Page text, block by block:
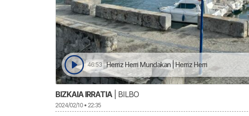
46:53 Herriz Herri Mundakan | Herriz Herri
BIZKAIA IRRATIA| BILBO
2024/02/10 • 22:35